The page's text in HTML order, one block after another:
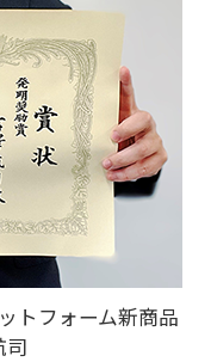
トフォーム新商品
司